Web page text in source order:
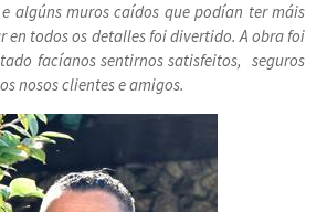
algúns muros caídos que podían ter máis
en todos os detalles foi divertido. A obra foi
facíanos sentirnos satisfeitos, seguros
nosos clientes e amigos.